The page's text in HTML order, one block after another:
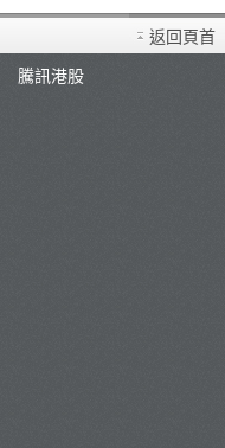
返回頁首
騰訊港股